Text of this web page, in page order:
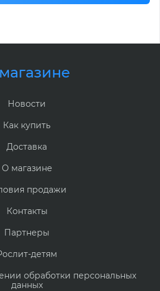
Новости
Как купить
Доставка
О магазине
продажи
Контакты
Партнеры
детям
обработки персональных
данных